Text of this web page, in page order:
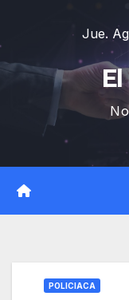
contenido
Jue.
POLICIACA